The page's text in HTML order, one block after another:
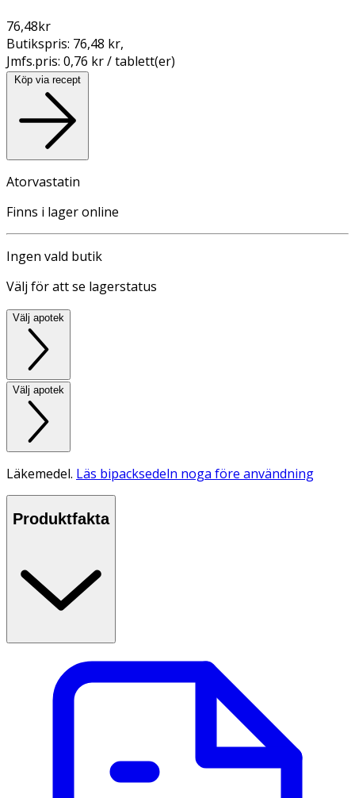
76,48kr
Butikspris: 76,48 kr,
Jmfs.pris: 0,76 kr / tablett(er)
Köp via recept
Atorvastatin
Finns i lager online
Ingen vald butik
Välj för att se lagerstatus
Välj apotek
Välj apotek
Läkemedel. Läs bipacksedeln noga före användning
Produktfakta